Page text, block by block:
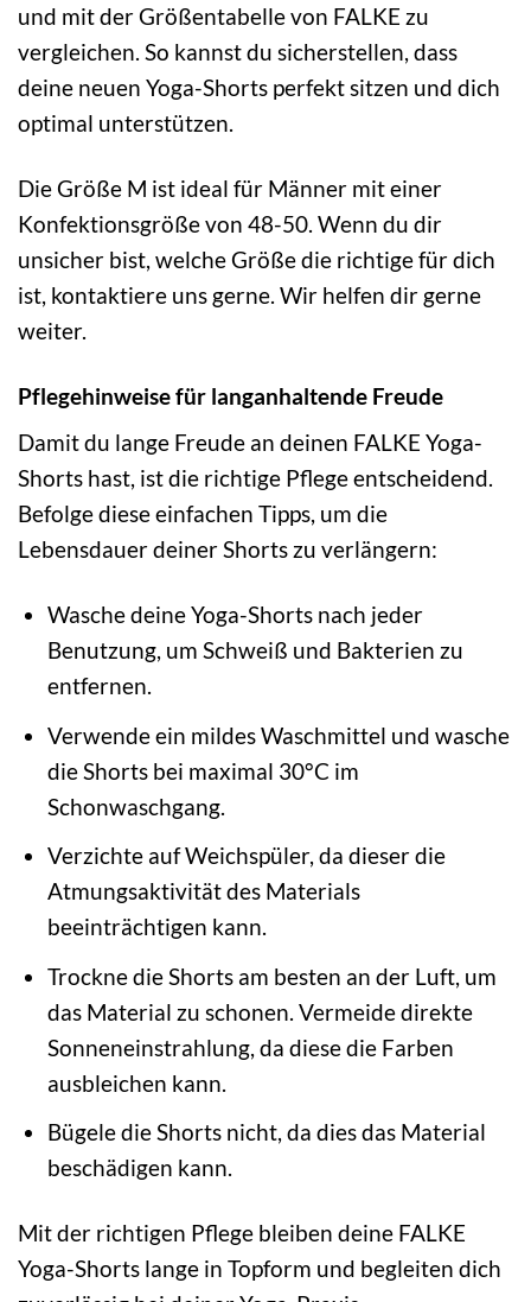
und mit der Größentabelle von FALKE zu
vergleichen. So kannst du sicherstellen, dass
deine neuen Yoga-Shorts perfekt sitzen und dich
optimal unterstützen.
Die Größe M ist ideal für Männer mit einer
Konfektionsgröße von 48-50. Wenn du dir
unsicher bist, welche Größe die richtige für dich
ist, kontaktiere uns gerne. Wir helfen dir gerne
weiter.
Pflegehinweise für langanhaltende Freude
Damit du lange Freude an deinen FALKE Yoga-
Shorts hast, ist die richtige Pflege entscheidend.
Befolge diese einfachen Tipps, um die
Lebensdauer deiner Shorts zu verlängern:
Wasche deine Yoga-Shorts nach jeder
Benutzung, um Schweiß und Bakterien zu
entfernen.
Verwende ein mildes Waschmittel und wasche
die Shorts bei maximal 30°C im
Schonwaschgang.
Verzichte auf Weichspüler, da dieser die
Atmungsaktivität des Materials
beeinträchtigen kann.
Trockne die Shorts am besten an der Luft, um
das Material zu schonen. Vermeide direkte
Sonneneinstrahlung, da diese die Farben
ausbleichen kann.
Bügele die Shorts nicht, da dies das Material
beschädigen kann.
Mit der richtigen Pflege bleiben deine FALKE
Yoga-Shorts lange in Topform und begleiten dich